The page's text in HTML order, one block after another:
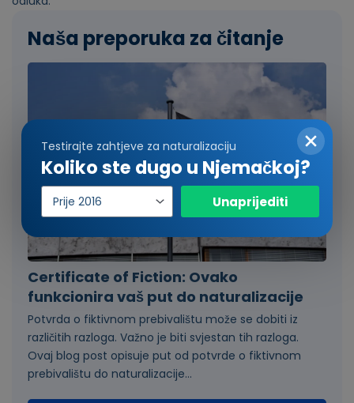
Naša preporuka za čitanje
Certificate of Fiction: Ovako
funkcionira vaš put do naturalizacije
Potvrda o fiktivnom prebivalištu može se dobiti iz
različitih razloga. Važno je biti svjestan tih razloga.
Ovaj blog post opisuje put od potvrde o fiktivnom
prebivalištu do naturalizacije...
Testirajte zahtjeve za naturalizaciju
Koliko ste dugo u Njemačkoj?
Godina
upisa
Unaprijediti